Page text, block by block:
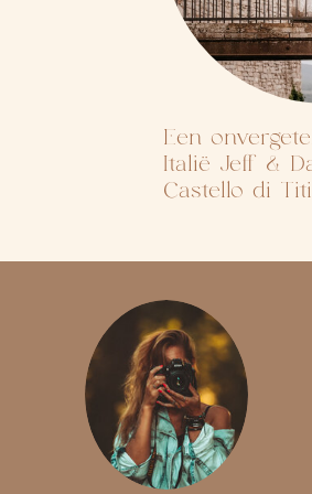
Een
Italië Jeff &
Castello di